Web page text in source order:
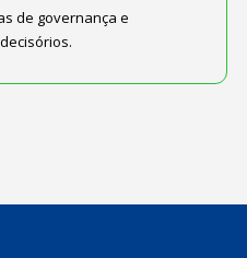
de governança e